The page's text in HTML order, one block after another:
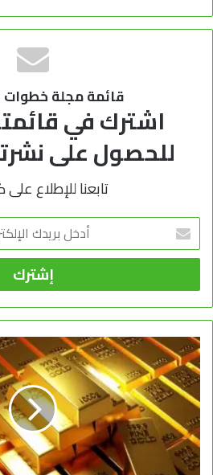
قائمة مجلة
اشترك في
للحصول على
تابعنا للإطلاع
أدخل
بريدك
الإلكتروني